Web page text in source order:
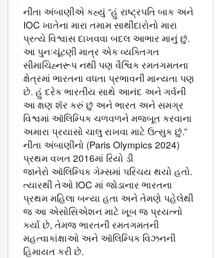
નીતા અંબાણીએ કહ્યું “હું રાષ્ટ્રપતિ બાક અને
IOC ખાતેના મારા તમામ સાથીદારોનો મારા
પ્રત્યે વિશ્વાસ દાખવવા બદલ આભાર માનું છું.
આ પુનઃચૂંટણી માત્ર એક વ્યક્તિગત
સીમાચિહ્નરૂપ નથી પણ વૈશ્વિક રમતગમતના
ક્ષેત્રમાં ભારતના વધતા પ્રભાવની માન્યતા પણ
છે. હું દરેક ભારતીય સાથે આનંદ અને ગર્વની
આ ક્ષણ શૅર કરું છું અને ભારત અને સમગ્ર
વિશ્વમાં ઑલિમ્પિક ચળવળને મજબૂત કરવાના
અમારા પ્રયાસો ચાલુ રાખવા માટે ઉત્સુક છું.”
નીતા અંબાણીનો (Paris Olympics 2024)
પ્રથમ વખત 2016માં રિયો ડી
જાનેરો ઑલિમ્પિક ગેમ્સમાં પરિચય થયો હતો.
ત્યારથી તેઓ IOC માં જોડાનાર ભારતના
પ્રથમ મહિલા બન્યા હતા અને તેમણે પહેલેથી
જ આ એસોસિએશન માટે ખૂબ જ પ્રયત્નો
કર્યા છે, તેમજ ભારતની રમતગમતની
મહત્વાકાંક્ષાઓ અને ઑલિમ્પિક વિઝનની
હિમાયત કરી છે.